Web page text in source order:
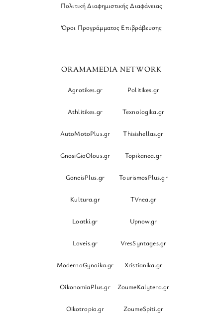
Πολιτική Διαφημιστικής Διαφάνειας
Όροι Προγράμματος Επιβράβευσης
ORAMAMEDIA NETWORK
Agrotikes.gr Politikes.gr
Athlitikes.gr Texnologika.gr
AutoMotoPlus.gr Thisishellas.gr
GnosiGiaOlous.gr Topikanea.gr
GoneisPlus.gr TourismosPlus.gr
Kultura.gr TVnea.gr
Loatki.gr Upnow.gr
Loveis.gr VresSyntages.gr
ModernaGynaika.gr Xristianika.gr
OikonomiaPlus.gr ZoumeKalytera.gr
Oikotropia.gr ZoumeSpiti.gr